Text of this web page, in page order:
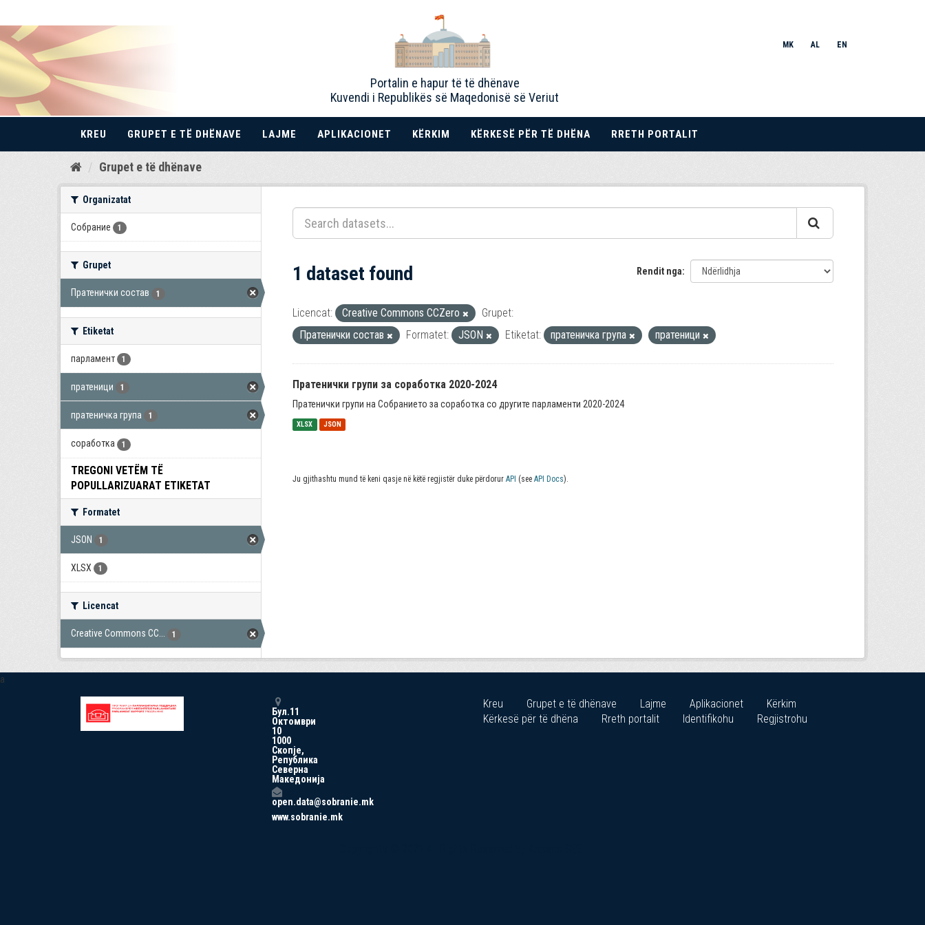
Kalo
Portalin e hapur të të dhënave
Kuvendi i Republikës së Maqedonisë së Veriut
MK AL EN
KREU GRUPET E TË DHËNAVE LAJME APLIKACIONET KËRKIM KËRKESË PËR TË DHËNA RRETH PORTALIT
Grupet e të dhënave
Organizatat
Собрание 1
Grupet
Пратенички состав 1
Etiketat
парламент 1
пратеници 1
пратеничка група 1
соработка 1
TREGONI VETËM TË
POPULLARIZUARAT ETIKETAT
Formatet
JSON 1
XLSX 1
Licencat
Creative Commons CC... 1
Rendit nga
1 dataset found
Licencat: Creative Commons CCZero
Grupet:
Пратенички состав
Formatet: JSON Etiketat: пратеничка група пратеници
Пратенички групи за соработка 2020-2024
Пратенички групи на Собранието за соработка со другите парламенти 2020-2024
XLSX JSON
Ju gjithashtu mund të keni qasje në këtë regjistër duke përdorur API (see API Docs).
a
Бул.11
Октомври
10
1000
Скопје,
Република
Северна
Македонија
open.data@sobranie.mk
www.sobranie.mk
Kreu Grupet e të dhënave Lajme Aplikacionet
Kërkim
Kërkesë për të dhëna
Rreth portalit Identifikohu Regjistrohu